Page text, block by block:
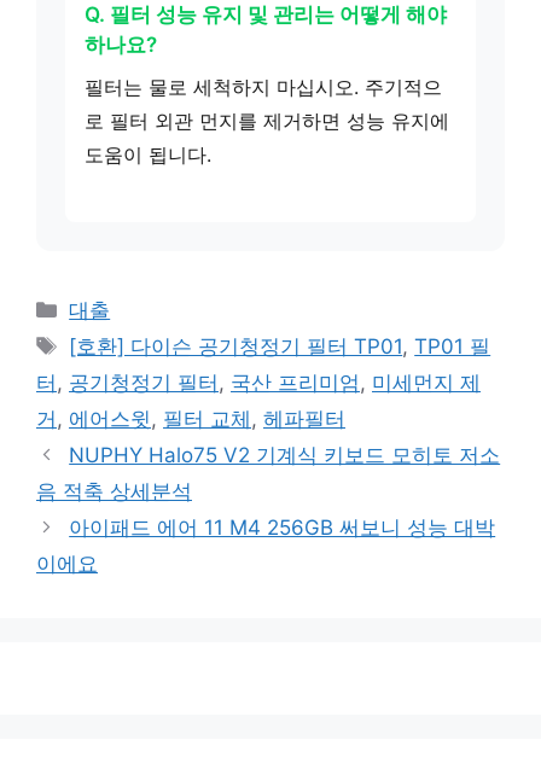
Q. 필터 성능 유지 및 관리는 어떻게 해야
하나요?
필터는 물로 세척하지 마십시오. 주기적으
로 필터 외관 먼지를 제거하면 성능 유지에
도움이 됩니다.
카
테
고
리
대출
태
그
[호환] 다이슨 공기청정기 필터 TP01,TP01 필
터 , 공기청정기 필터 , 국산 프리미엄 , 미세먼지 제
거 , 에어스윗 , 필터 교체 , 헤파필터
NUPHY Halo75 V2 기계식 키보드 모히토 저소
음 적축 상세분석
아이패드 에어 11 M4 256GB 써보니 성능 대박
이에요